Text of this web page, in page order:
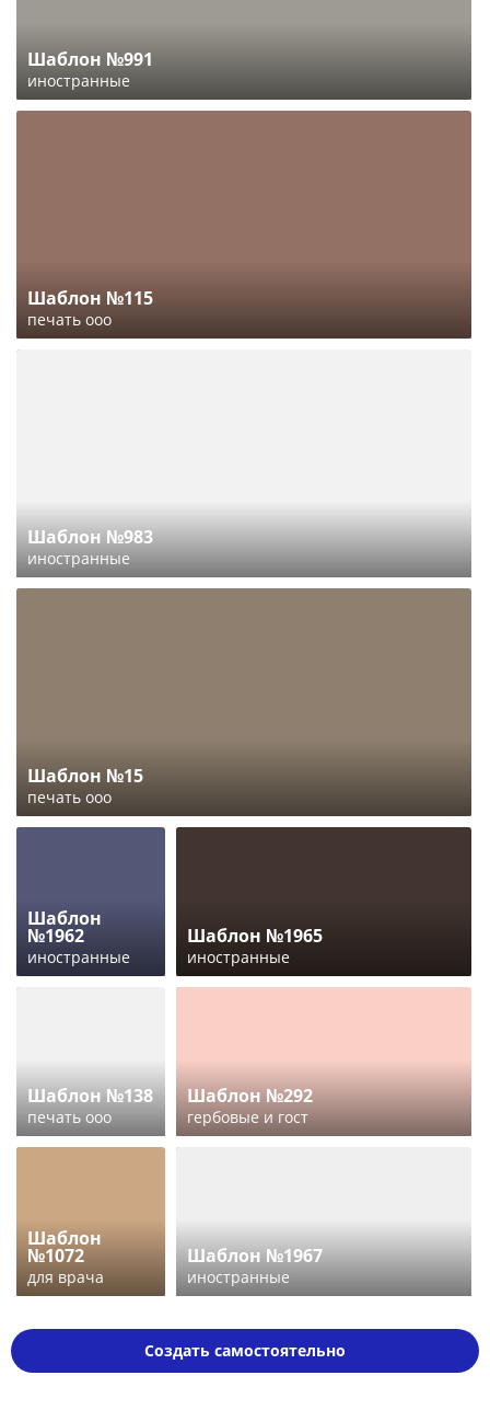
Шаблон №991
иностранные
Шаблон №115
печать ооо
Шаблон №983
иностранные
Шаблон №15
печать ооо
Шаблон
№1962
иностранные
Шаблон №1965
иностранные
Шаблон №138
печать ооо
Шаблон №292
гербовые и гост
Шаблон
№1072
для врача
Шаблон №1967
иностранные
Создать самостоятельно